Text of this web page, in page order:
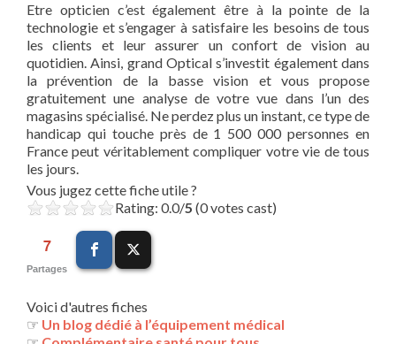
Etre opticien c’est également être à la pointe de la
technologie et s’engager à satisfaire les besoins de tous
les clients et leur assurer un confort de vision au
quotidien. Ainsi, grand Optical s’investit également dans
la prévention de la basse vision et vous propose
gratuitement une analyse de votre vue dans l’un des
magasins spécialisé. Ne perdez plus un instant, ce type de
handicap qui touche près de 1 500 000 personnes en
France peut véritablement compliquer votre vie de tous
les jours.
Vous jugez cette fiche utile ?
Rating: 0.0/5 (0 votes cast)
7
Partages
Voici d'autres fiches
☞ Un blog dédié à l’équipement médical